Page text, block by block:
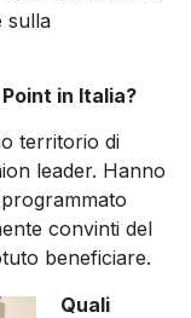
sulla
in Italia?
territorio di
leader. Hanno
convinti del
beneficiare.
Quali